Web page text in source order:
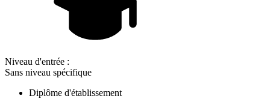
Niveau d'entrée :
Sans niveau spécifique
Diplôme d'établissement